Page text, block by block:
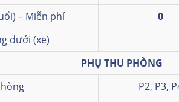
– Miễn phí
0
dưới (xe)
PHỤ THU PHÒNG
P2, P3,